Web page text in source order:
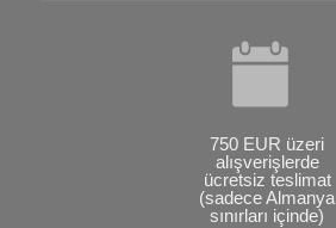
750 EUR üzeri
alışverişlerde
ücretsiz teslimat
(sadece Almanya
sınırları içinde)